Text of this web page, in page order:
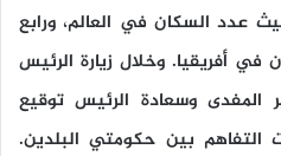
عدد السكان في العالم، ورابع
أفريقيا. وخلال زيارة الرئيس
وسعادة الرئيس توقيع
التفاهم بين حكومتي البلدين.